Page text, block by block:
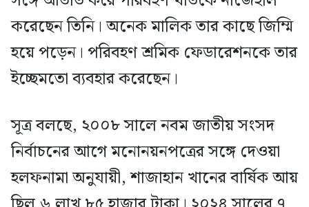
করেছেন তিনি। অনেক মালিক তার কাছে জিম্মি
হয়ে পড়েন। পরিবহণ শ্রমিক ফেডারেশনকে তার
ইচ্ছেমতো ব্যবহার করেছেন।
সূত্র বলছে, ২০০৮ সালে নবম জাতীয় সংসদ
নির্বাচনের আগে মনোনয়নপত্রের সঙ্গে দেওয়া
হলফনামা অনুযায়ী, শাজাহান খানের বার্ষিক আয়